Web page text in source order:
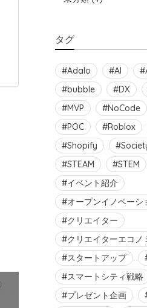
タグ
Adalo AI
bubble
DX
MVP
NoCode
POC
Roblox
Shopify
STEAM
STEM
イベント紹介
オープンイノベーシ
クリエイター
クリエイターエコノ
スタートアップ
スマートシティ戦略
プレゼント企画